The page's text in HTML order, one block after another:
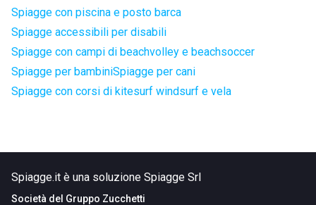
Spiagge con piscina e posto barca
Spiagge accessibili per disabili
Spiagge con campi di beachvolley e beachsoccer
Spiagge per bambiniSpiagge per cani
Spiagge con corsi di kitesurf windsurf e vela
Spiagge.it è una soluzione Spiagge Srl
Società del Gruppo Zucchetti